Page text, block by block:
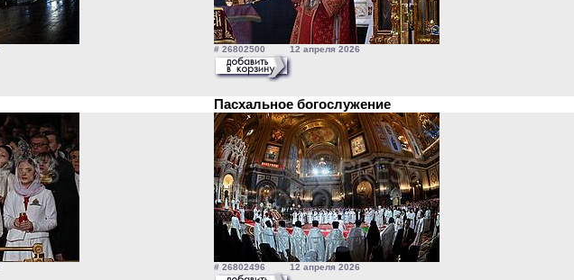
# 26802500 12 апреля 2026
Пасхальное богослужение
# 26802496 12 апреля 2026